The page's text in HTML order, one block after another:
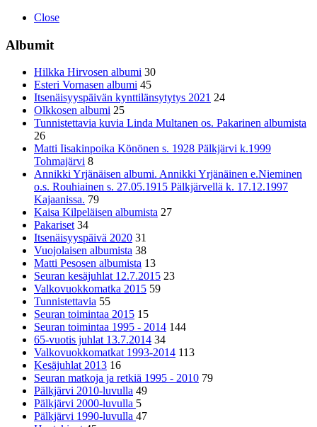
Close
Albumit
Hilkka Hirvosen albumi 30
Esteri Vornasen albumi 45
Itsenäisyyspäivän kynttilänsytytys 2021 24
Olkkosen albumi 25
Tunnistettavia kuvia Linda Multanen os. Pakarinen albumista
26
Matti Iisakinpoika Könönen s. 1928 Pälkjärvi k.1999
Tohmajärvi 8
Annikki Yrjänäisen albumi. Annikki Yrjänäinen e.Nieminen
o.s. Rouhiainen s. 27.05.1915 Pälkjärvellä k. 17.12.1997
Kajaanissa. 79
Kaisa Kilpeläisen albumista 27
Pakariset 34
Itsenäisyyspäivä 2020 31
Vuojolaisen albumista 38
Matti Pesosen albumista 13
Seuran kesäjuhlat 12.7.2015 23
Valkovuokkomatka 2015 59
Tunnistettavia 55
Seuran toimintaa 2015 15
Seuran toimintaa 1995 - 2014 144
65-vuotis juhlat 13.7.2014 34
Valkovuokkomatkat 1993-2014 113
Kesäjuhlat 2013 16
Seuran matkoja ja retkiä 1995 - 2010 79
Pälkjärvi 2010-luvulla 49
Pälkjärvi 2000-luvulla 5
Pälkjärvi 1990-luvulla 47